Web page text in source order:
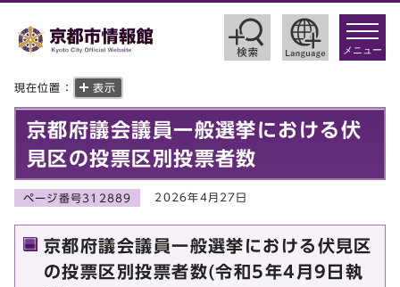
toggle
メニュー
現在位置： 表示
京都府議会議員一般選挙における伏
見区の投票区別投票者数
ページ番号312889 2026年4月27日
京都府議会議員一般選挙における伏見区
の投票区別投票者数(令和5年4月9日執